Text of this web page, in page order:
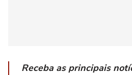
Receba as principais